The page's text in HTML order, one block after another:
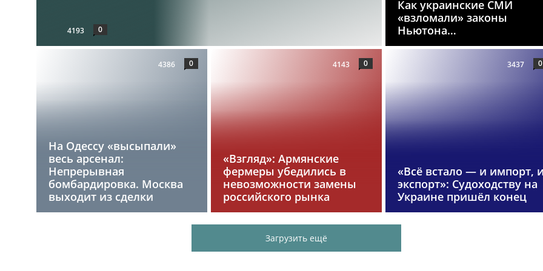
4193 0
Как украинские СМИ
«взломали» законы
Ньютона…
На Одессу «высыпали»
весь арсенал:
Непрерывная
бомбардировка. Москва
выходит из сделки
4386 0
«Взгляд»: Армянские
фермеры убедились в
невозможности замены
российского рынка
4143 0
«Всё встало — и импорт,
экспорт»: Судоходству на
Украине пришёл конец
3437 0
Загрузить ещё